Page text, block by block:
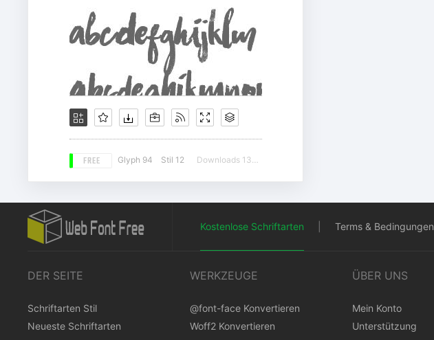
FREE Glyph 94 Stil 12 Downloads 13966
Kostenlose Schriftarten Terms & Bedingungen
DER SEITE
Schriftarten Stil
Neueste Schriftarten
WERKZEUGE
@font-face Konvertieren
Woff2 Konvertieren
ÜBER UNS
Mein Konto
Unterstützung